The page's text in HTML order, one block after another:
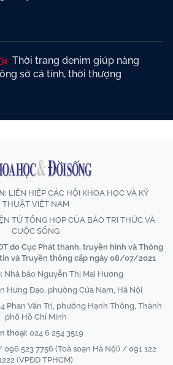
Thời trang denim giúp nàng
sở cá tính, thời thượng
LIÊN HIỆP CÁC HỘI KHOA HỌC VÀ KỸ
THUẬT VIỆT NAM
TỬ TỔNG HỢP CỦA BÁO TRI THỨC VÀ
CUỘC SỐNG
do Cục Phát thanh, truyền hình và Thông
và Truyền thông cấp ngày 08/07/2021
Nhà báo Nguyễn Thị Mai Hương
Hưng Đạo, phường Cửa Nam, Hà Nội
Phan Văn Trị, phường Hạnh Thông, Thành
phố Hồ Chí Minh
thoại: 024 6 254 3519
096 523 7756 (Toà soạn Hà Nội) / 091 122
(VPĐD TPHCM)